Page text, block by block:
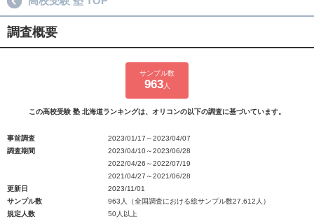
調査概要
サンプル数
963人
この高校受験 塾 北海道ランキングは、オリコンの以下の調査に基づいています。
事前調査
2023/01/17～2023/04/07
調査期間
2023/04/10～2023/06/28
2022/04/26～2022/07/19
2021/04/27～2021/06/28
更新日
2023/11/01
サンプル数
963人（全国調査における総サンプル数27,612人）
規定人数
50人以上